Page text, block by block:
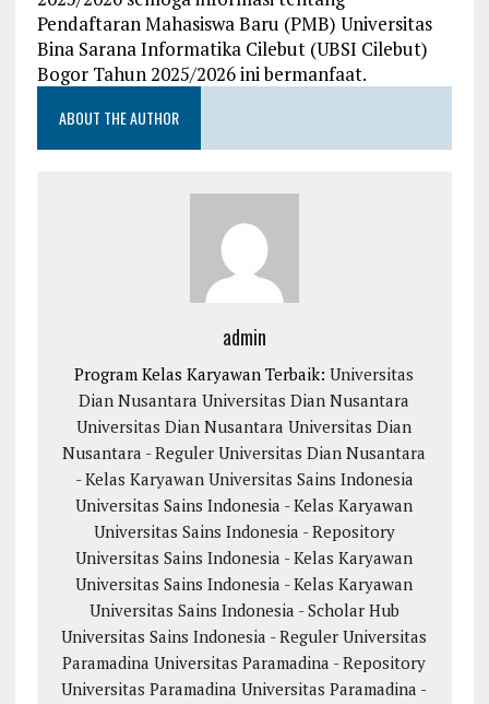
Pendaftaran Mahasiswa Baru (PMB) Universitas
Bina Sarana Informatika Cilebut (UBSI Cilebut)
Bogor Tahun 2025/2026 ini bermanfaat.
ABOUT THE AUTHOR
admin
Program Kelas Karyawan Terbaik:Universitas
Dian Nusantara Universitas Dian Nusantara
Universitas Dian Nusantara Universitas Dian
Nusantara - Reguler Universitas Dian Nusantara
- Kelas Karyawan Universitas Sains Indonesia
Universitas Sains Indonesia - Kelas Karyawan
Universitas Sains Indonesia - Repository
Universitas Sains Indonesia - Kelas Karyawan
Universitas Sains Indonesia - Kelas Karyawan
Universitas Sains Indonesia - Scholar Hub
Universitas Sains Indonesia - Reguler Universitas
Paramadina Universitas Paramadina - Repository
Universitas Paramadina Universitas Paramadina -